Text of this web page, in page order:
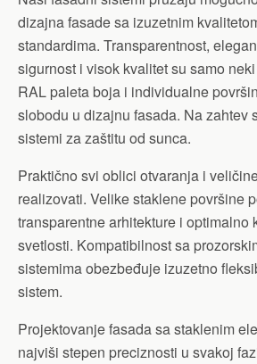
dizajna fasade sa izuzetnim
standardima. Transparentnost,
sigurnost i visok kvalitet su samo
RAL paleta boja i individualne
slobodu u dizajnu fasada. Na zahtev
sistemi za zaštitu od sunca.
Praktično svi oblici otvaranja i
realizovati. Velike staklene površine
transparentne arhitekture i optimalno
svetlosti. Kompatibilnost sa
sistemima obezbeđuje izuzetno
sistem.
Projektovanje fasada sa staklenim
najviši stepen preciznosti u svakoj